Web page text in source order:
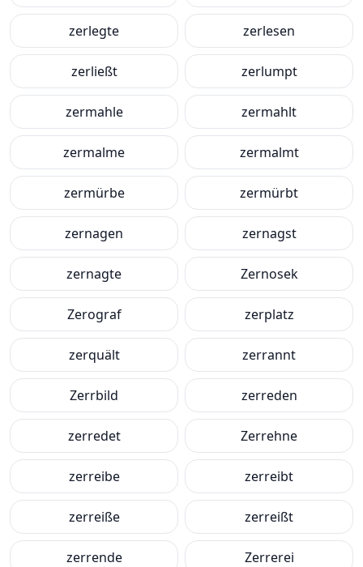
zerlegte zerlesen
zerließt zerlumpt
zermahle zermahlt
zermalme zermalmt
zermürbe zermürbt
zernagen zernagst
zernagte Zernosek
Zerograf zerplatz
zerquält zerrannt
Zerrbild zerreden
zerredet Zerrehne
zerreibe zerreibt
zerreiße zerreißt
zerrende Zerrerei